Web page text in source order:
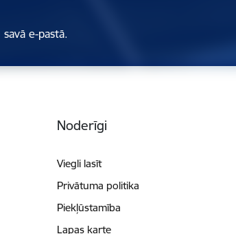
e-pastā.
Noderīgi
Viegli lasīt
Privātuma politika
Piekļūstamība
Lapas karte